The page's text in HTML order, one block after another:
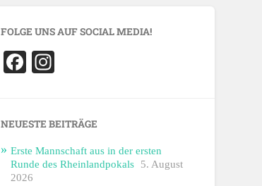
FOLGE UNS AUF SOCIAL MEDIA!
Facebook
NEUESTE BEITRÄGE
Erste Mannschaft aus in der ersten
Runde des Rheinlandpokals 5. August
2026